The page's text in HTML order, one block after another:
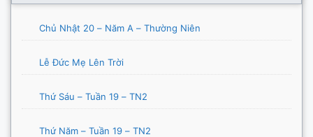
Chủ Nhật 20 – Năm A – Thường Niên
Lễ Đức Mẹ Lên Trời
Thứ Sáu – Tuần 19 – TN2
Thứ Năm – Tuần 19 – TN2